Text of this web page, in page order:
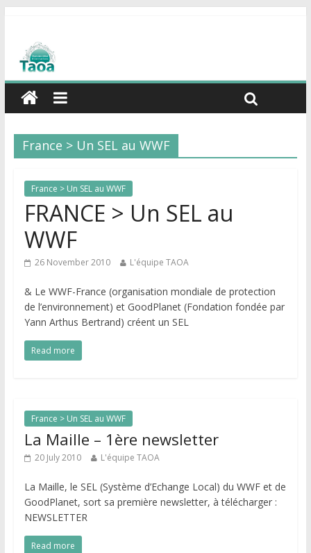
France > Un SEL au WWF
France > Un SEL au WWF
FRANCE > Un SEL au
WWF
26 November 2010 L'équipe TAOA
& Le WWF-France (organisation mondiale de protection
de l’environnement) et GoodPlanet (Fondation fondée par
Yann Arthus Bertrand) créent un SEL
Read more
France > Un SEL au WWF
La Maille – 1ère newsletter
20 July 2010 L'équipe TAOA
La Maille, le SEL (Système d’Echange Local) du WWF et de
GoodPlanet, sort sa première newsletter, à télécharger :
NEWSLETTER
Read more